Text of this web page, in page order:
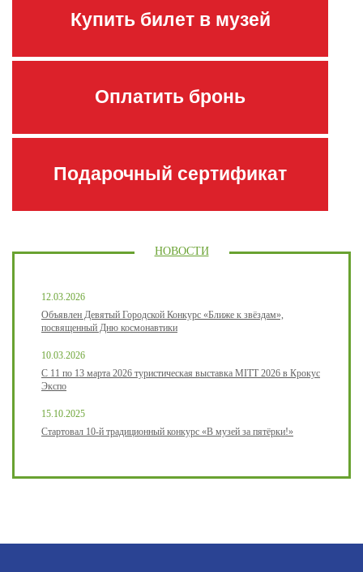
Купить билет в музей
Оплатить бронь
Подарочный сертификат
НОВОСТИ
12.03.2026
Объявлен Девятый Городской Конкурс «Ближе к звёздам»,
посвященный Дню космонавтики
10.03.2026
С 11 по 13 марта 2026 туристическая выставка MITT 2026 в Крокус
Экспо
15.10.2025
Стартовал 10-й традиционный конкурс «В музей за пятёрки!»